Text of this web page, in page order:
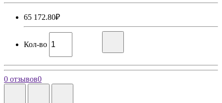
65 172.80₽
Кол-во
0 отзывов0